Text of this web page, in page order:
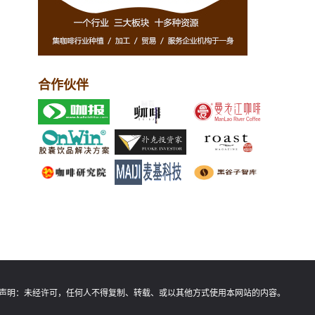
合作伙伴
明： 未经许可，任何人不得复制、转载、或以其他方式使用本网站的内容。